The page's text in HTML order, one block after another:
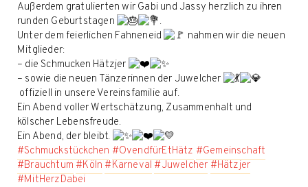
Außerdem gratulierten wir Gabi und Jassy herzlich zu ihren
runden Geburtstagen
.
Unter dem feierlichen Fahneneid
nahmen wir die neuen
Mitglieder:
– die Schmucken Hätzjer
– sowie die neuen Tänzerinnen der Juwelcher
offiziell in unsere Vereinsfamilie auf.
Ein Abend voller Wertschätzung, Zusammenhalt und
kölscher Lebensfreude.
Ein Abend, der bleibt.
#Schmuckstückchen #OvendfürEtHätz #Gemeinschaft
#Brauchtum #Köln #Karneval #Juwelcher #Hätzjer
#MitHerzDabei